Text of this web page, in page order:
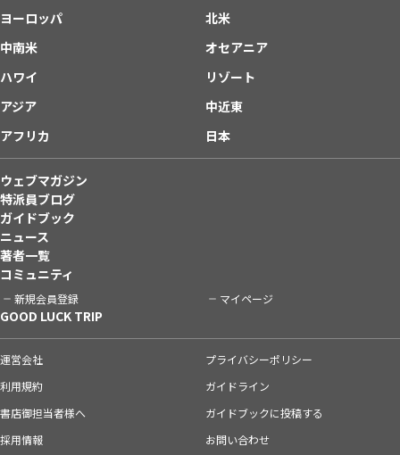
ヨーロッパ
北米
中南米
オセアニア
ハワイ
リゾート
アジア
中近東
アフリカ
日本
ウェブマガジン
特派員ブログ
ガイドブック
ニュース
著者一覧
コミュニティ
新規会員登録 マイページ
GOOD LUCK TRIP
運営会社
プライバシーポリシー
利用規約
ガイドライン
書店御担当者様へ
ガイドブックに投稿する
採用情報
お問い合わせ